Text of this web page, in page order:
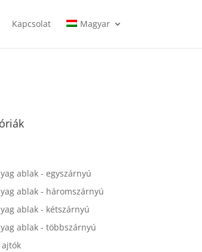
Kapcsolat Magyar
ablak - egyszárnyú
ablak - háromszárnyú
ablak - kétszárnyú
ablak - többszárnyú